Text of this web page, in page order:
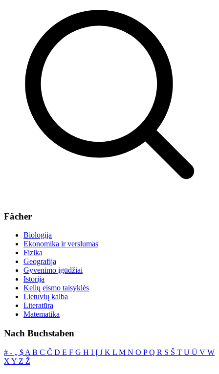
Fächer
Biologija
Ekonomika ir verslumas
Fizika
Geografija
Gyvenimo įgūdžiai
Istorija
Kelių eismo taisyklės
Lietuvių kalba
Literatūra
Matematika
Nach Buchstaben
# ‐ „ $ A B C Č D E F G H I Į J K L M N O PQ R S Š T U Ū V W
X Y Z Ž